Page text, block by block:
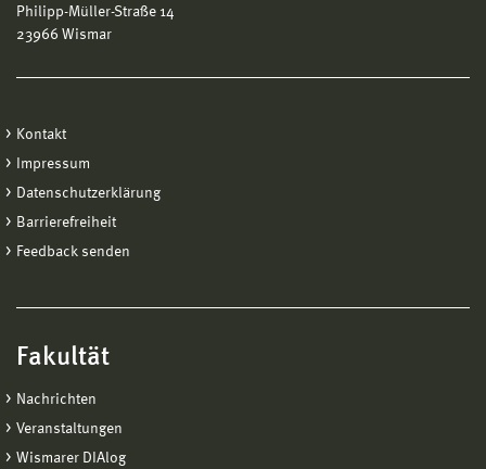
Philipp-Müller-Straße 14
23966 Wismar
Kontakt
Impressum
Datenschutzerklärung
Barrierefreiheit
Feedback senden
Fakultät
Nachrichten
Veranstaltungen
Wismarer DIAlog